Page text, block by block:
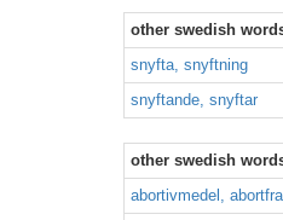
other swedish
snyfta, snyftning
snyftande, snyftar
other swedish
abortivmedel,